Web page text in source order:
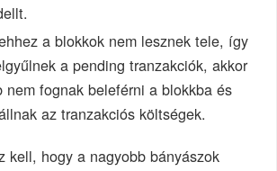
a blokkok nem lesznek tele, így
a pending tranzakciók, akkor
nem fognak beleférni a blokkba és
az tranzakciós költségek.
kell, hogy a nagyobb bányászok